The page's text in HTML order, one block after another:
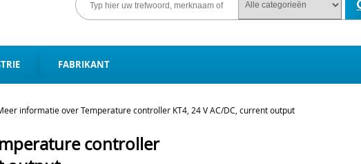
FABRIKANT
informatie over Temperature controller KT4, 24 V AC/DC, current output
controller